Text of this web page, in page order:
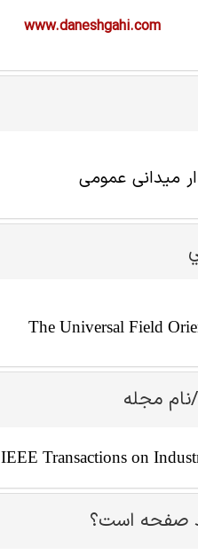
www.daneshgahi.com
میدانی عمومی
The Universal Field
مجله
IEEE Transactions on
صفحه است؟